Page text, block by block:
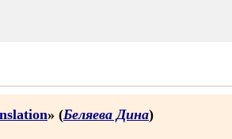
» (Беляева Дина)